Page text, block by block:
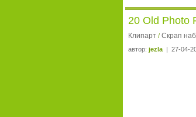
20 Old Photo
Клипарт / Скрап
автор: jezla | 27-04-